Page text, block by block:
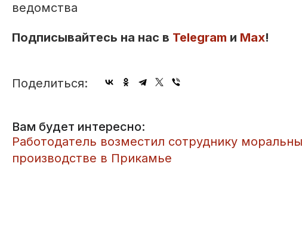
ведомства
Подписывайтесь на нас в Telegram и Max!
Поделиться:
Вам будет интересно:
Работодатель возместил сотруднику
производстве в Прикамье